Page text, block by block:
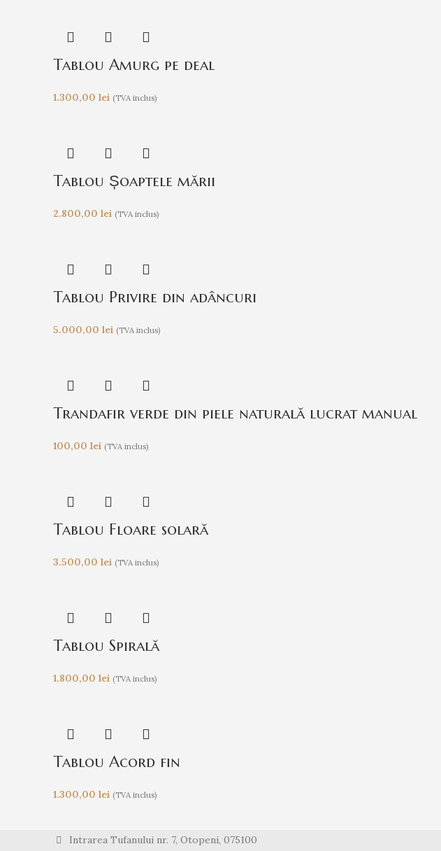
Tablou Amurg pe deal
1.300,00 lei (TVA inclus)
Tablou Șoaptele mării
2.800,00 lei (TVA inclus)
Tablou Privire din adâncuri
5.000,00 lei (TVA inclus)
Trandafir verde din piele naturală lucrat manual
100,00 lei (TVA inclus)
Tablou Floare solară
3.500,00 lei (TVA inclus)
Tablou Spirală
1.800,00 lei (TVA inclus)
Tablou Acord fin
1.300,00 lei (TVA inclus)
Intrarea Tufanului nr. 7, Otopeni, 075100